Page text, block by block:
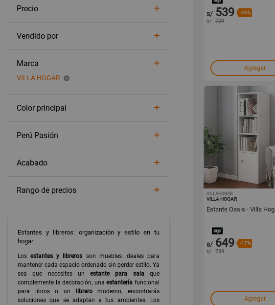
Muebles para baño
Mesas
Sofás y sillones
Muebles auxiliares
Estantes y libreros
Mesas auxiliares
Recibidores
Muebles infantiles
Precio
Marca
VILLA HOGAR
Color principal
Vendido por
Perú Pasión
Acabado
Rango de precios
Estantes y libreros: organización y estilo en tu
hogar
Losestantes y libreros son muebles ideales para
mantener cada espacio ordenado sin perder estilo. Ya
sea que necesites unestante para salaque
complemente la decoración, unaestantería funcional
para libros o un
libreromoderno, encontrarás
soluciones que se adaptan a tus ambientes. Los
s/ 539 -26%
s/ 729
Agregar
VILLAHOGAR
VILLA HOGAR
Estante Oasis - Villa
s/ 649 -17%
s/ 788
Agregar